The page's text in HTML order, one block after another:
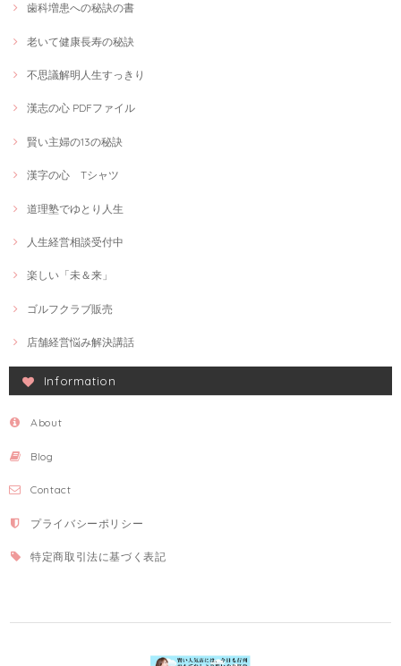
歯科増患への秘訣の書
老いて健康長寿の秘訣
不思議解明人生すっきり
漢志の心 PDFファイル
賢い主婦の13の秘訣
漢字の心 Tシャツ
道理塾でゆとり人生
人生経営相談受付中
楽しい「未＆来」
ゴルフクラブ販売
店舗経営悩み解決講話
Information
About
Blog
Contact
プライバシーポリシー
特定商取引法に基づく表記